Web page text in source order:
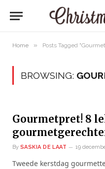
Home » Posts Tagged
BROWSING:
Gourmetpret! 8
By SASKIA DE LAAT 19
Tweede kerstdag